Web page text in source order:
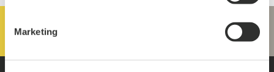
Marketing